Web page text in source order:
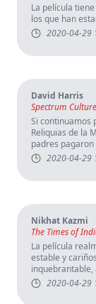
La película
los que han
2020-04-29
David Harris
Spectrum Culture
Si continuamos
Reliquias de la
padres
2020-04-29
Nikhat Kazmi
The Times of
La película
estable y
inquebrantable,
2020-04-29